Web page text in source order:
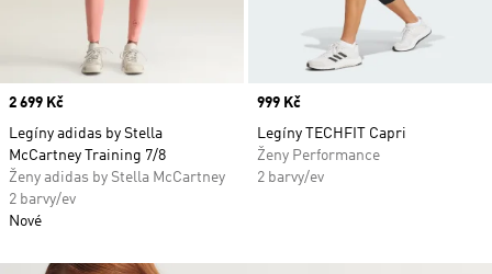
Price
2 699 Kč
Legíny adidas by Stella
McCartney Training 7/8
Ženy adidas by Stella McCartney
2 barvy/ev
Nové
Price
999 Kč
Legíny TECHFIT Capri
Ženy Performance
2 barvy/ev